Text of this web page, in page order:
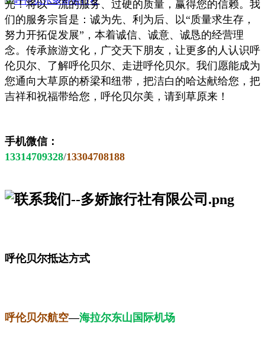
光！将以一流的服务、过硬的质量，赢得您的信赖。我
们的服务宗旨是：诚为先、利为后、以“质量求生存，
努力开拓促发展”，本着诚信、诚意、诚恳的经营理
念。传承旅游文化，广交天下朋友，让更多的人认识呼
伦贝尔、了解呼伦贝尔、走进呼伦贝尔。我们愿能成为
您通向大草原的桥梁和纽带，把洁白的哈达献给您，把
吉祥和祝福带给您，呼伦贝尔美，请到草原来！
手机微信：
13314709328/13304708188
呼伦贝尔抵达方式
呼伦贝尔航空—海拉尔东山国际机场